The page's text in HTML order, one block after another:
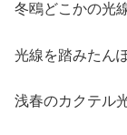
冬鴎どこかの光
光線を踏みたん
浅春のカクテル